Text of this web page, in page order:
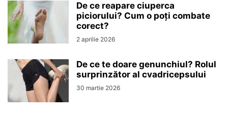
De ce reapare ciuperca
piciorului? Cum o poți combate
corect?
2 aprilie 2026
De ce te doare genunchiul? Rolul
surprinzător al cvadricepsului
30 martie 2026